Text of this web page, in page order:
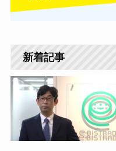
新着記事